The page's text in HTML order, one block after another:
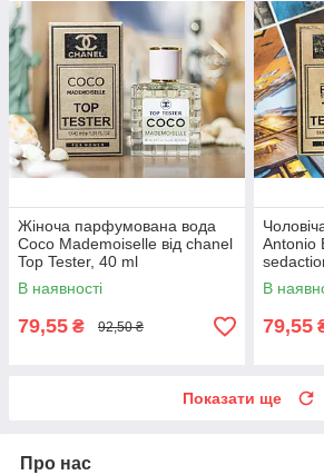
Жіноча парфумована вода
Coco Mademoiselle від chanel
Top Tester, 40 ml
В наявності
79,55 ₴ 92,50 ₴
Antonio
40 ml
В
79,55
Показати ще
Про нас